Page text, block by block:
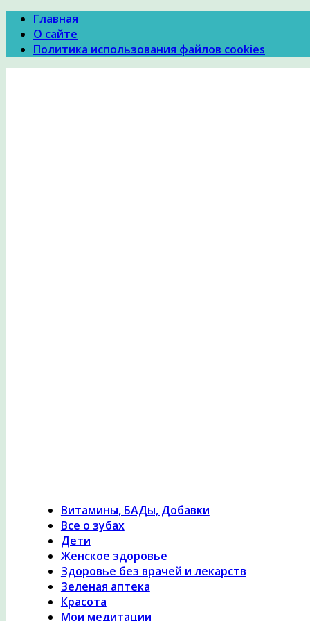
Главная
О сайте
Политика использования файлов cookies
Витамины, БАДы, Добавки
Все о зубах
Дети
Женское здоровье
Здоровье без врачей и лекарств
Зеленая аптека
Красота
Мои медитации